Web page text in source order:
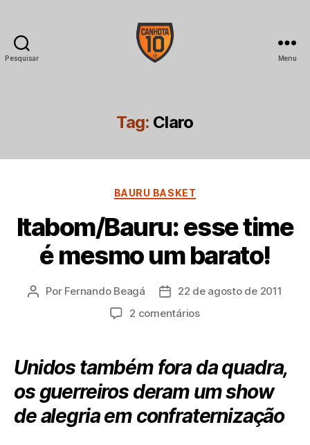
Pesquisar Menu
Tag: Claro
Categorias
BAURU BASKET
Itabom/Bauru: esse time
é mesmo um barato!
Autor
Por Fernando Beagá
Data
de
22 de agosto de 2011
2 comentáriosem
time
é
mesmo
barato!
Unidos também fora da quadra,
os guerreiros deram um show
de alegria em confraternização